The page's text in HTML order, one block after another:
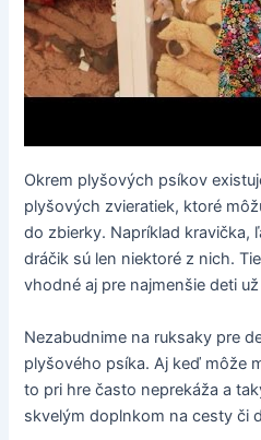
Okrem plyšových psíkov
plyšových zvieratiek, ktoré
do zbierky. Napríklad kravička,
dráčik sú len niektoré z nich.
vhodné aj pre najmenšie deti
Nezabudnime na ruksaky pre
plyšového psíka. Aj keď môže
to pri hre často neprekáža a
skvelým doplnkom na cesty či